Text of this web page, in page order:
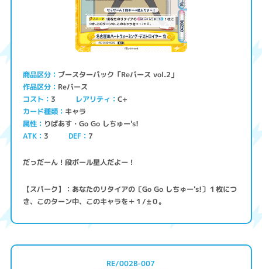
商品区分 ブースターパック「Reバース vol.2」
作品区分 Reバース
コスト 3 レアリティ C+
カード種類 キャラ
属性 りばあす・Go Go しちゅー's!
ATK 3 DEF 7
だっだーん！段ボール星人だよー！
【スパーク】：あなたのリタイアの〔Go Go しちゅー's!〕１枚につ
き、このターン中、このキャラを＋１/±０。
RE/002B-007